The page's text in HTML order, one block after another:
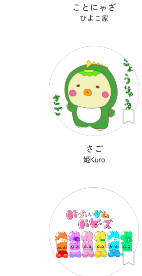
ことにゃざ
ひよこ家
さご
姫Kuro